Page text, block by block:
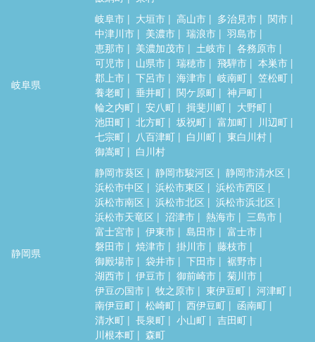
岐阜県
岐阜市 大垣市 高山市 多治見市
関市
中津川市
美濃市 瑞浪市
羽島市
恵那市
美濃加茂市 土岐市
各務原市
可児市
山県市 瑞穂市 飛騨市
本巣市
郡上市
下呂市 海津市 岐南町
笠松町
養老町
垂井町 関ケ原町
神戸町
輪之内町
安八町 揖斐川町
大野町
池田町
北方町 坂祝町 富加町
川辺町
七宗町
八百津町 白川町
東白川村
御嵩町
白川村
静岡県
静岡市葵区 静岡市駿河区
静岡市清水区
浜松市中区
浜松市東区
浜松市西区
浜松市南区
浜松市北区
浜松市浜北区
浜松市天竜区
沼津市 熱海市
三島市
富士宮市
伊東市 島田市
富士市
磐田市
焼津市 掛川市
藤枝市
御殿場市
袋井市 下田市
裾野市
湖西市
伊豆市 御前崎市
菊川市
伊豆の国市
牧之原市 東伊豆町
河津町
南伊豆町
松崎町 西伊豆町
函南町
清水町
長泉町 小山町
吉田町
川根本町
森町